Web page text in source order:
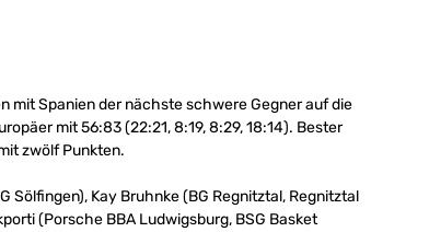
mit Spanien der nächste schwere Gegner auf die
mit 56:83 (22:21, 8:19, 8:29, 18:14). Bester
zwölf Punkten.
Sölfingen), Kay Bruhnke (BG Regnitztal, Regnitztal
(Porsche BBA Ludwigsburg, BSG Basket